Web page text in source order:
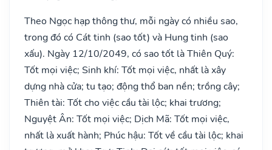
Theo Ngọc hạp thông thư, mỗi ngày có nhiều sao,
trong đó có Cát tinh (sao tốt) và Hung tinh (sao
xấu). Ngày 12/10/2049, có sao tốt là Thiên Quý:
Tốt mọi việc; Sinh khí: Tốt mọi việc, nhất là xây
dựng nhà cửa; tu tạo; động thổ ban nền; trồng cây;
Thiên tài: Tốt cho việc cầu tài lộc; khai trương;
Nguyệt Ân: Tốt mọi việc; Dịch Mã: Tốt mọi việc,
nhất là xuất hành; Phúc hậu: Tốt về cầu tài lộc; khai